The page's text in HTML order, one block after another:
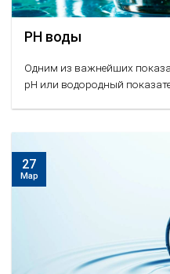
PH воды
Одним из важнейших
pH или водородный
27
Мар